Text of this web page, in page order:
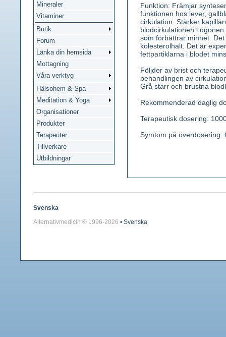
Mineraler
Vitaminer
Butik
Forum
Länka din hemsida
Mottagning
Våra verktyg
Hälsohem & Spa
Meditation & Yoga
Organisationer
Produkter
Terapeuter
Tillverkare
Utbildningar
Funktion: Främjar
funktionen hos lever,
cirkulation. Stärker
blodcirkulationen i
som förbättrar minnet.
kolesterolhalt. Det är
fettpartiklarna i blodet
Följder av brist och
behandlingen av
Grå starr och brustna
Rekommenderad daglig
Terapeutisk dosering:
Symtom på överdosering:
Svenska
Alternativmedicin © 1996-2026 • Svenska